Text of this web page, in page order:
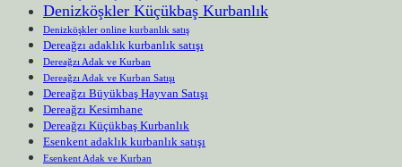
Denizköşkler Küçükbaş Kurbanlık
Denizköşkler online kurbanlık satış
Dereağzı adaklık kurbanlık satışı
Dereağzı Adak ve Kurban
Dereağzı Adak ve Kurban Satışı
Dereağzı Büyükbaş Hayvan Satışı
Dereağzı Kesimhane
Dereağzı Küçükbaş Kurbanlık
Esenkent adaklık kurbanlık satışı
Esenkent Adak ve Kurban